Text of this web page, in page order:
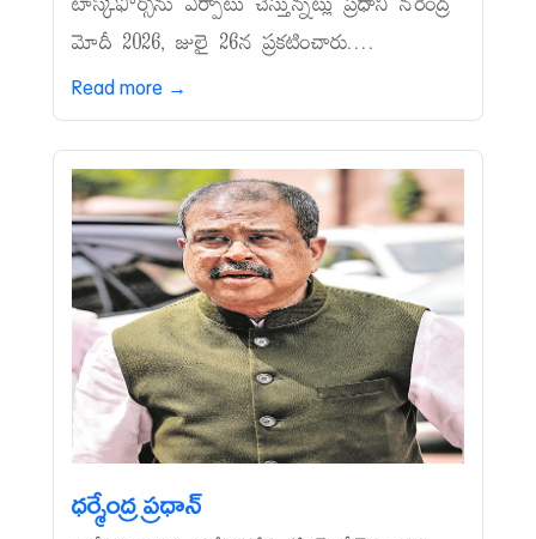
మోదీ 2026, జులై 26న ప్రకటించారు....
Read more →
ధర్మేంద్ర ప్రధాన్‌